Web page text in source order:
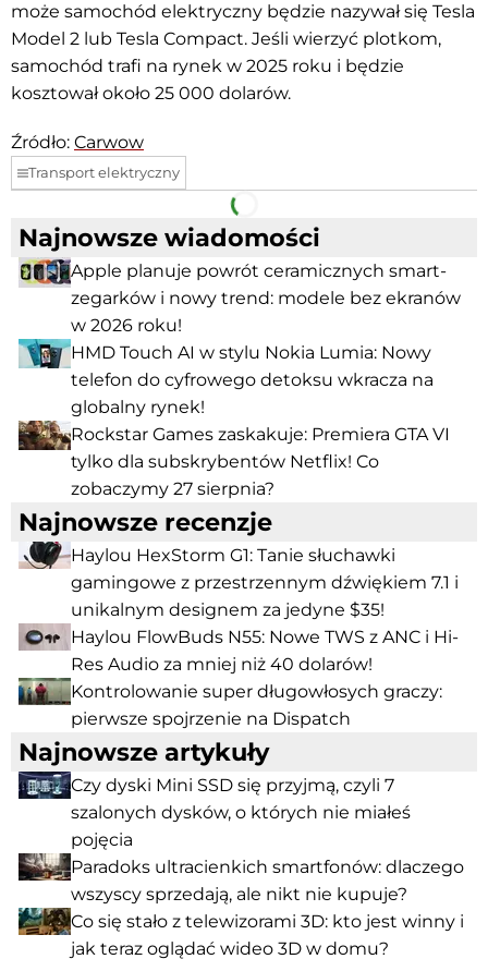
może samochód elektryczny będzie nazywał się Tesla
Model 2 lub Tesla Compact. Jeśli wierzyć plotkom,
samochód trafi na rynek w 2025 roku i będzie
kosztował około 25 000 dolarów.
Źródło: Carwow
Transport elektryczny
Facebook Telegram
Najnowsze wiadomości
Apple planuje powrót ceramicznych smart-
zegarków i nowy trend: modele bez ekranów
w 2026 roku!
HMD Touch AI w stylu Nokia Lumia: Nowy
telefon do cyfrowego detoksu wkracza na
globalny rynek!
Rockstar Games zaskakuje: Premiera GTA VI
tylko dla subskrybentów Netflix! Co
zobaczymy 27 sierpnia?
Najnowsze recenzje
Haylou HexStorm G1: Tanie słuchawki
gamingowe z przestrzennym dźwiękiem 7.1 i
unikalnym designem za jedyne $35!
Haylou FlowBuds N55: Nowe TWS z ANC i Hi-
Res Audio za mniej niż 40 dolarów!
Kontrolowanie super długowłosych graczy:
pierwsze spojrzenie na Dispatch
Najnowsze artykuły
Czy dyski Mini SSD się przyjmą, czyli 7
szalonych dysków, o których nie miałeś
pojęcia
Paradoks ultracienkich smartfonów: dlaczego
wszyscy sprzedają, ale nikt nie kupuje?
Co się stało z telewizorami 3D: kto jest winny i
jak teraz oglądać wideo 3D w domu?